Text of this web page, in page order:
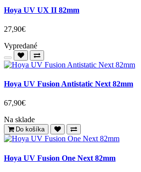
Hoya UV UX II 82mm
27,90€
Vypredané
Hoya UV Fusion Antistatic Next 82mm
67,90€
Na sklade
Do košíka
Hoya UV Fusion One Next 82mm